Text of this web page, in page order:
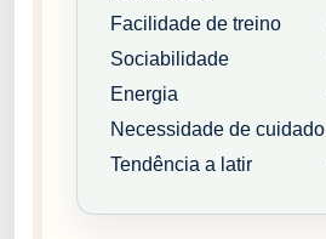
Facilidade de treino
Sociabilidade
Energia
Necessidade de cuidado
Tendência a latir